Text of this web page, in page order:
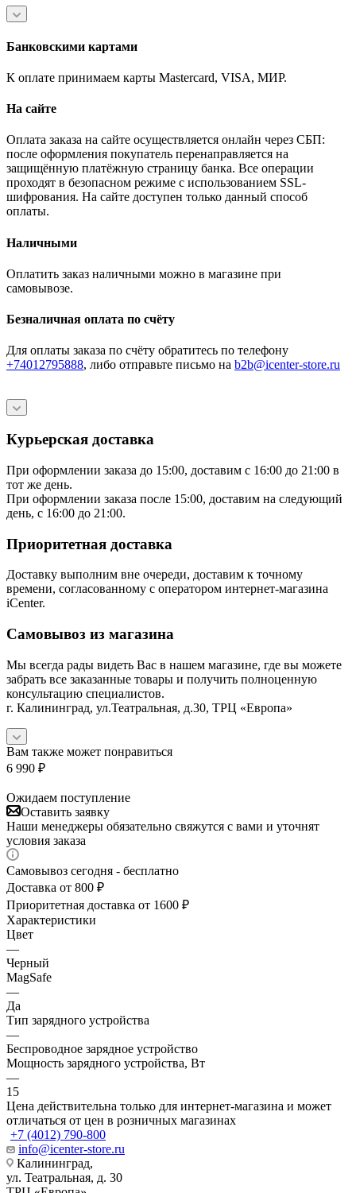
Банковскими картами
К оплате принимаем карты Mastercard, VISA, МИР.
На сайте
Оплата заказа на сайте осуществляется онлайн через СБП:
после оформления покупатель перенаправляется на
защищённую платёжную страницу банка. Все операции
проходят в безопасном режиме с использованием SSL-
шифрования. На сайте доступен только данный способ
оплаты.
Наличными
Оплатить заказ наличными можно в магазине при
самовывозе.
Безналичная оплата по счёту
Для оплаты заказа по счёту обратитесь по телефону
+74012795888, либо отправьте письмо на b2b@icenter-store.ru
Курьерская доставка
При оформлении заказа до 15:00, доставим с 16:00 до 21:00 в
тот же день.
При оформлении заказа после 15:00, доставим на следующий
день, с 16:00 до 21:00.
Приоритетная доставка
Доставку выполним вне очереди, доставим к точному
времени, согласованному с оператором интернет-магазина
iCenter.
Самовывоз из магазина
Мы всегда рады видеть Вас в нашем магазине, где вы можете
забрать все заказанные товары и получить полноценную
консультацию специалистов.
г. Калининград, ул.Театральная, д.30, ТРЦ «Европа»
Вам также может понравиться
6 990 ₽
Ожидаем поступление
Оставить заявку
Наши менеджеры обязательно свяжутся с вами и уточнят
условия заказа
Самовывоз сегодня - бесплатно
Доставка от 800 ₽
Приоритетная доставка от 1600 ₽
Характеристики
Цвет
—
Черный
MagSafe
—
Да
Тип зарядного устройства
—
Беспроводное зарядное устройство
Мощность зарядного устройства, Вт
—
15
Цена действительна только для интернет-магазина и может
отличаться от цен в розничных магазинах
+7 (4012) 790-800
info@icenter-store.ru
Калининград,
ул. Театральная, д. 30